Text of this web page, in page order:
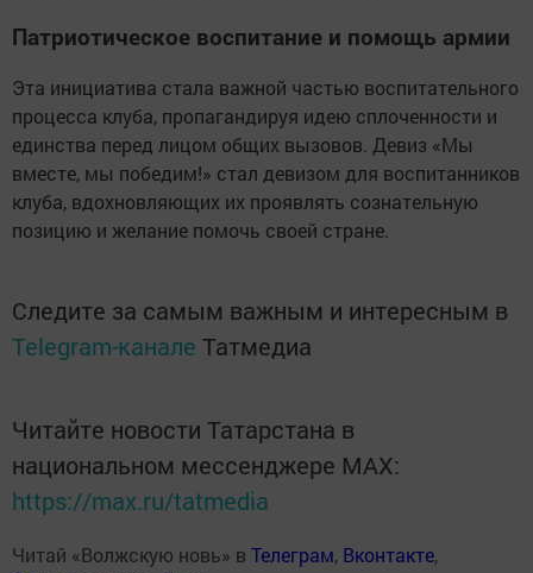
Патриотическое воспитание и помощь армии
Эта инициатива стала важной частью воспитательного
процесса клуба, пропагандируя идею сплоченности и
единства перед лицом общих вызовов. Девиз «Мы
вместе, мы победим!» стал девизом для воспитанников
клуба, вдохновляющих их проявлять сознательную
позицию и желание помочь своей стране.
Следите за самым важным и интересным в
Telegram-канале Татмедиа
Читайте новости Татарстана в
национальном мессенджере MАХ:
https://max.ru/tatmedia
Читай «Волжскую новь» в Телеграм, Вконтакте,